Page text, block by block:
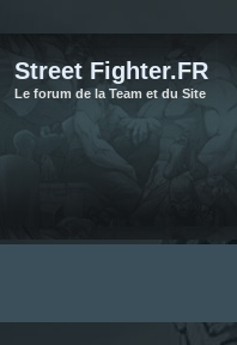
Street Fighter.FR
Le forum de la Team et du Site